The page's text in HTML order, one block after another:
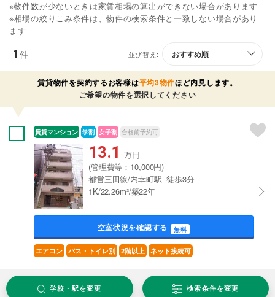
※物件数が少ないときは家賃相場の算出ができない場合があります
※相場の絞りこみ条件は、物件の検索条件と一致しない場合があり
ます
1 件 並び替え:
賃貸物件を契約するお客様は平均3物件ほど内見します。
ご希望の物件を選択してください
賃貸マンション 学割 女子割 合格前予約可
13.1 万円
(管理費等：10,000円)
都営三田線/内幸町駅 徒歩3分
1K/22.26m²/築22年
空室状況を確認する 無料
エアコン バス・トイレ別 2階以上 ネット接続可
学校・駅を変更 検索条件を変更